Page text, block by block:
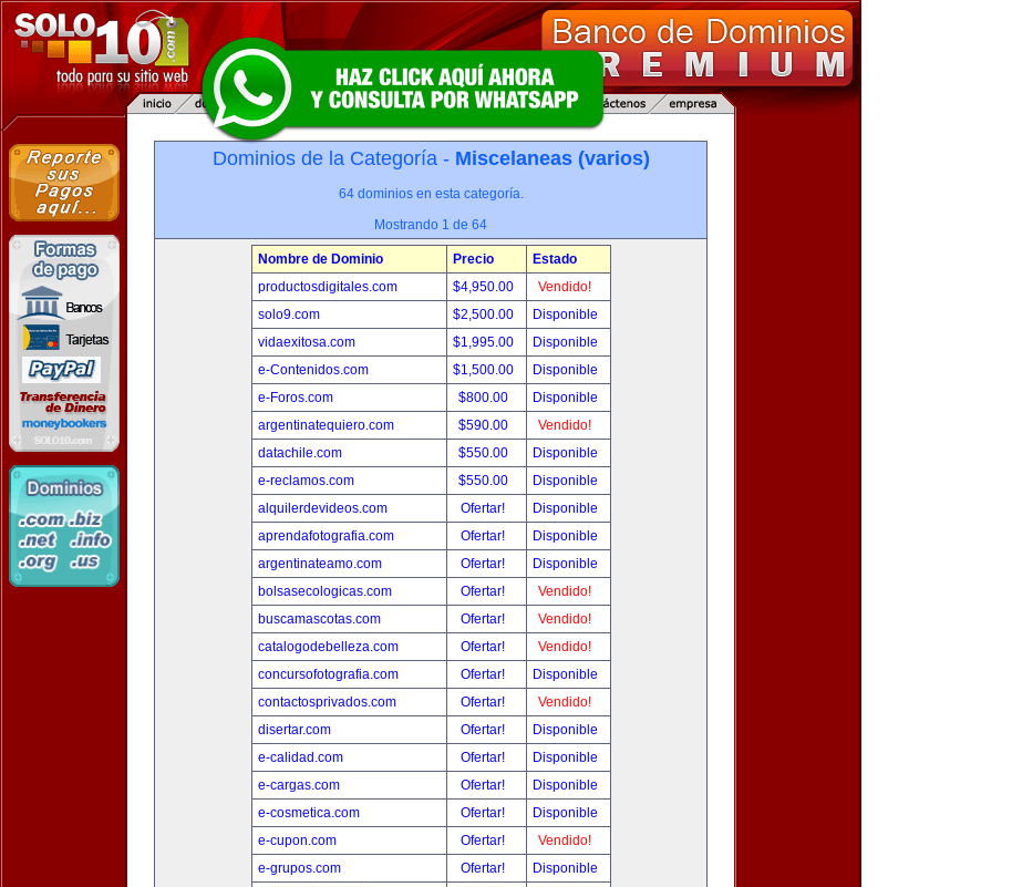
Dominios de la Categoría - Miscelaneas (varios)
64 dominios en esta categoría.
Mostrando 1 de 64
Nombre de Dominio Precio
Estado
productosdigitales.com
$4,950.00
Vendido!
solo9.com
$2,500.00
Disponible
vidaexitosa.com
$1,995.00
Disponible
e-Contenidos.com
$1,500.00
Disponible
e-Foros.com
$800.00
Disponible
argentinatequiero.com
$590.00
Vendido!
datachile.com
$550.00
Disponible
e-reclamos.com
$550.00
Disponible
alquilerdevideos.com
Ofertar!
Disponible
aprendafotografia.com
Ofertar!
Disponible
argentinateamo.com
Ofertar!
Disponible
bolsasecologicas.com
Ofertar!
Vendido!
buscamascotas.com
Ofertar!
Vendido!
catalogodebelleza.com
Ofertar!
Vendido!
concursofotografia.com
Ofertar!
Disponible
contactosprivados.com
Ofertar!
Vendido!
disertar.com
Ofertar!
Disponible
e-calidad.com
Ofertar!
Disponible
e-cargas.com
Ofertar!
Disponible
e-cosmetica.com
Ofertar!
Disponible
e-cupon.com
Ofertar!
Vendido!
e-grupos.com
Ofertar!
Disponible